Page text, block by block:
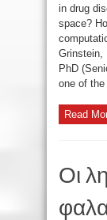
in drug
space?
Grinstein,
PhD
one of the
Read
Οι